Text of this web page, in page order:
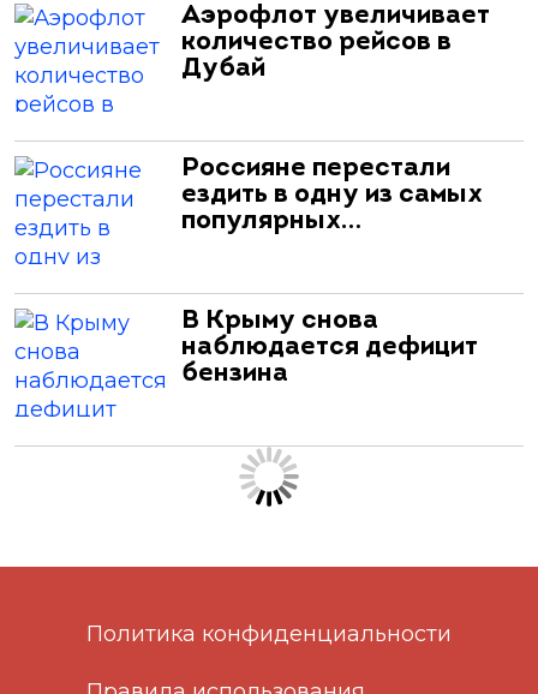
Аэрофлот увеличивает
количество рейсов в
Дубай
Россияне перестали
ездить в одну из самых
популярных…
В Крыму снова
наблюдается дефицит
бензина
Политика конфиденциальности